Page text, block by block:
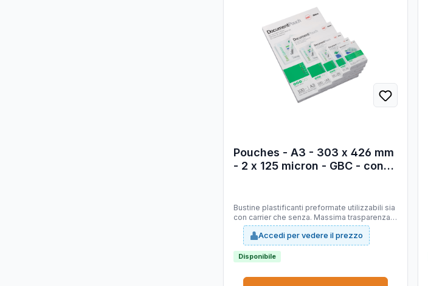
Pouches - A3 - 303 x 426 mm
- 2 x 125 micron - GBC - conf.
Bustine plastificanti preformate utilizzabili sia
con carrier che senza. Massima trasparenza e
ottima adesione del collante.
Accedi per vedere il prezzo
Disponibile